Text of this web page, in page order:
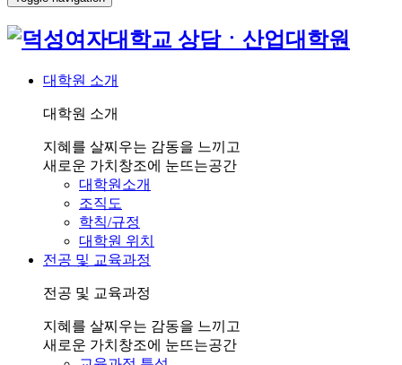
상담ㆍ산업대학원
대학원 소개
대학원 소개
지혜를 살찌우는 감동을 느끼고
새로운 가치창조에 눈뜨는공간
대학원소개
조직도
학칙/규정
대학원 위치
전공 및 교육과정
전공 및 교육과정
지혜를 살찌우는 감동을 느끼고
새로운 가치창조에 눈뜨는공간